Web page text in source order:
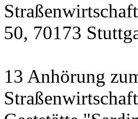
50, 70173
13 Anhörung